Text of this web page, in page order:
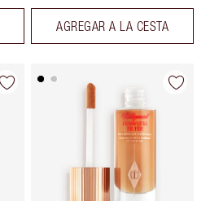
AGREGAR A LA CESTA